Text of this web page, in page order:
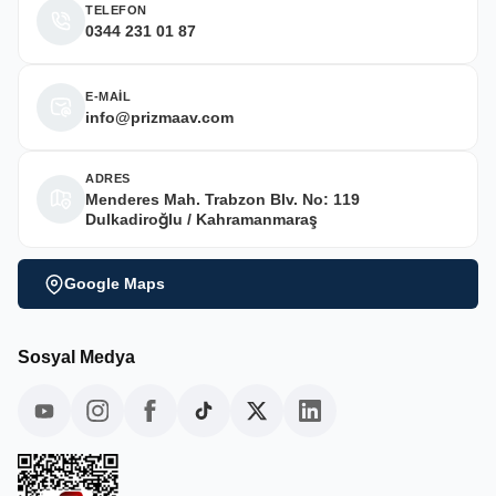
TELEFON
0344 231 01 87
E-MAİL
info@prizmaav.com
ADRES
Menderes Mah. Trabzon Blv. No: 119
Dulkadiroğlu / Kahramanmaraş
Google Maps
Sosyal Medya